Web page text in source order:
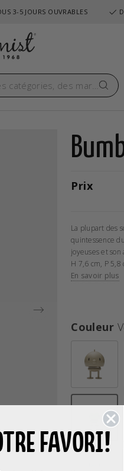
3-5 JOURS OUVRABLES
Prix
La plupart des
quintessence
joyeuses et
H 7,6 cm, P 5,8
En savoir plus
Couleur
ont
FAVORI!